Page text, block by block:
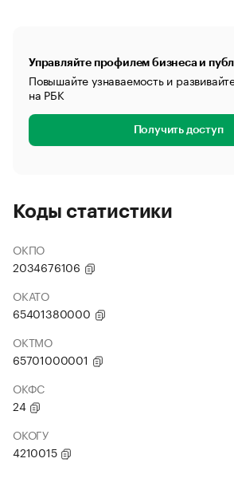
Управляйте профилем бизнеса и
Повышайте узнаваемость и
на РБК
Получить доступ
Коды статистики
ОКПО
2034676106
ОКАТО
65401380000
ОКТМО
65701000001
ОКФС
24
ОКОГУ
4210015